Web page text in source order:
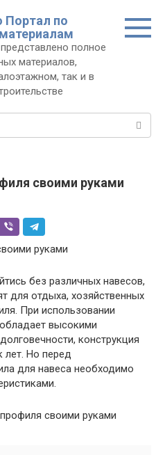
Портал по
полное
материалов,
так и в
своими руками
без различных навесов,
для отдыха, хозяйственных
При использовании
высокими
конструкция
лет. Но перед
для навеса необходимо